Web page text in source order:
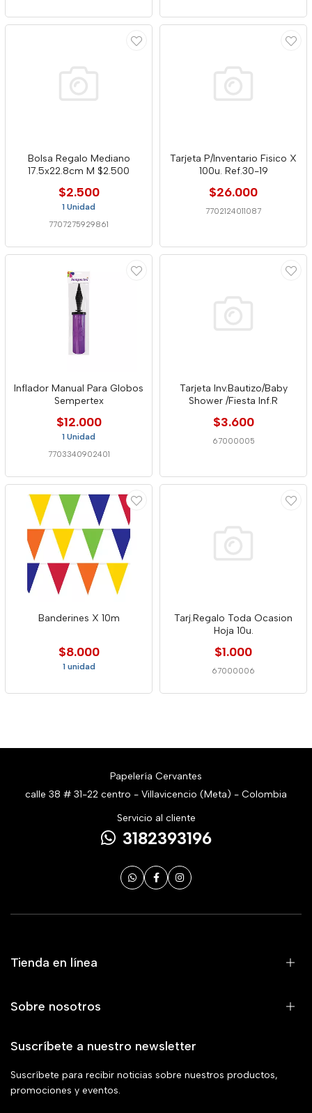
Bolsa Regalo Mediano
17.5x22.8cm M $2.500
$2.500
1 Unidad
7707275929861
Tarjeta P/Inventario Fisico X
100u. Ref.30-19
$26.000
7702124011087
Inflador Manual Para Globos
Sempertex
$12.000
1 Unidad
7703340902401
Tarjeta Inv.Bautizo/Baby
Shower /Fiesta Inf.R
$3.600
67000005
Banderines X 10m
$8.000
1 unidad
Tarj.Regalo Toda Ocasion
Hoja 10u.
$1.000
67000006
Papelería Cervantes
calle 38 # 31-22 centro - Villavicencio (Meta) - Colombia
Servicio al cliente
3182393196
Tienda en línea
Sobre nosotros
Suscríbete a nuestro newsletter
Suscríbete para recibir noticias sobre nuestros productos,
promociones y eventos.